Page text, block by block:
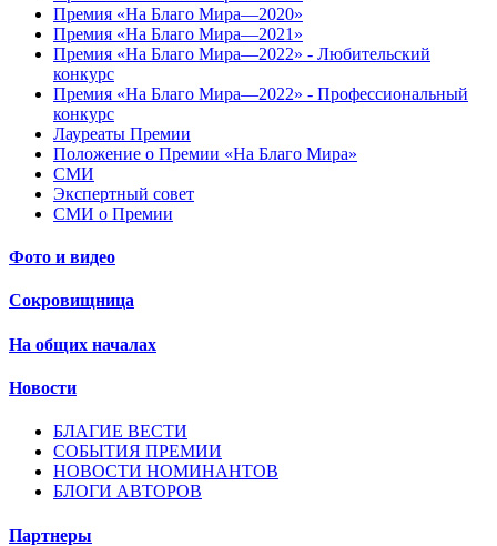
Премия «На Благо Мира—2020»
Премия «На Благо Мира—2021»
Премия «На Благо Мира—2022» - Любительский
конкурс
Премия «На Благо Мира—2022» - Профессиональный
конкурс
Лауреаты Премии
Положение о Премии «На Благо Мира»
СМИ
Экспертный совет
СМИ о Премии
Фото и видео
Сокровищница
На общих началах
Новости
БЛАГИЕ ВЕСТИ
СОБЫТИЯ ПРЕМИИ
НОВОСТИ НОМИНАНТОВ
БЛОГИ АВТОРОВ
Партнеры